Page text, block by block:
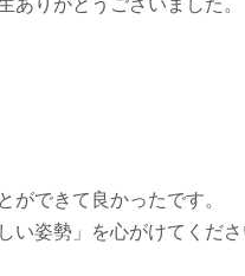
ありがとうございました。
ができて良かったです。
い姿勢」を心がけてくださ